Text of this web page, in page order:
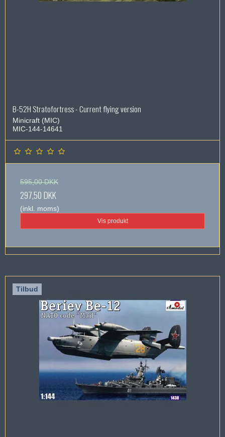
B-52H Stratofortress - Current flying version
Minicraft (MIC)
MIC-144-14641
595,00 DKK
297,50 DKK
(inkl. moms)
Vis produkt
Tilbud